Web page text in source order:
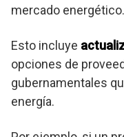
mercado energético.
Esto incluye
opciones de
gubernamentales
energía.